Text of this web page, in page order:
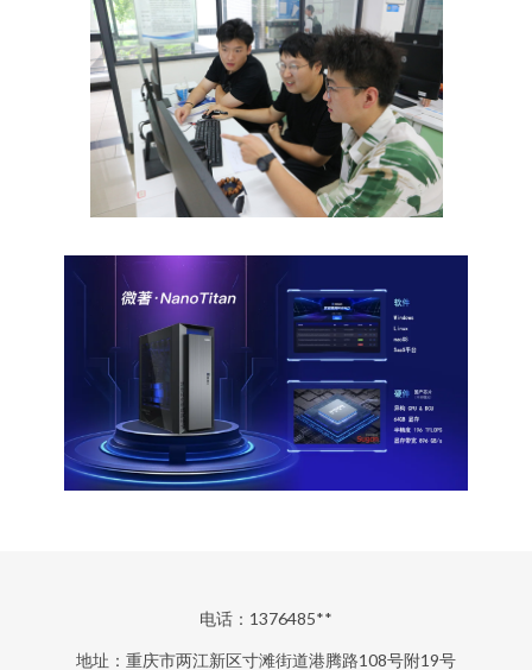
电话：1376485**
地址：重庆市两江新区寸滩街道港腾路108号附19号